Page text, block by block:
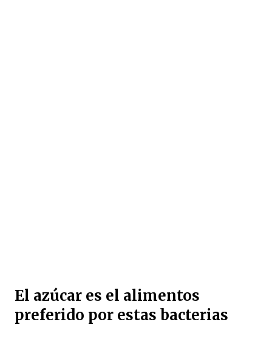
El azúcar es el alimentos
preferido por estas bacterias